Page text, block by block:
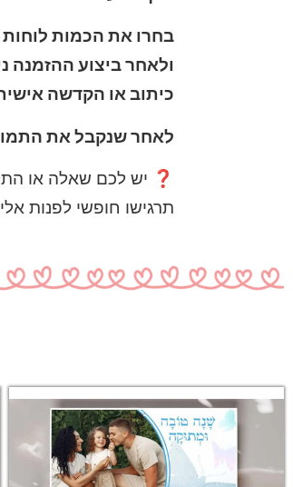
בחרו את הכמות לוחות
ולאחר ביצוע ההזמנה
כיתוב או הקדשה
לאחר שנקבל את
❓ יש לכם שאלה או
תרגישו חופשי לפנות